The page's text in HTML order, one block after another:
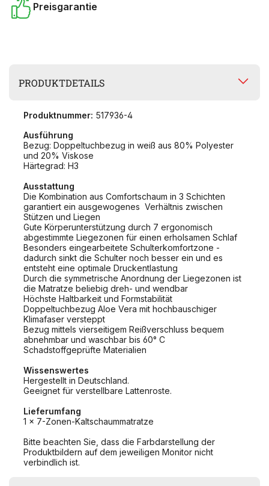
Preisgarantie
PRODUKTDETAILS
Produktnummer: 517936-4
Ausführung
Bezug: Doppeltuchbezug in weiß aus 80% Polyester
und 20% Viskose
Härtegrad: H3
Ausstattung
Die Kombination aus Comfortschaum in 3 Schichten
garantiert ein ausgewogenes Verhältnis zwischen
Stützen und Liegen
Gute Körperunterstützung durch 7 ergonomisch
abgestimmte Liegezonen für einen erholsamen Schlaf
Besonders eingearbeitete Schulterkomfortzone -
dadurch sinkt die Schulter noch besser ein und es
entsteht eine optimale Druckentlastung
Durch die symmetrische Anordnung der Liegezonen ist
die Matratze beliebig dreh- und wendbar
Höchste Haltbarkeit und Formstabilität
Doppeltuchbezug Aloe Vera mit hochbauschiger
Klimafaser versteppt
Bezug mittels vierseitigem Reißverschluss bequem
abnehmbar und waschbar bis 60° C
Schadstoffgeprüfte Materialien
Wissenswertes
Hergestellt in Deutschland.
Geeignet für verstellbare Lattenroste.
Lieferumfang
1 x 7-Zonen-Kaltschaummatratze
Bitte beachten Sie, dass die Farbdarstellung der
Produktbildern auf dem jeweiligen Monitor nicht
verbindlich ist.